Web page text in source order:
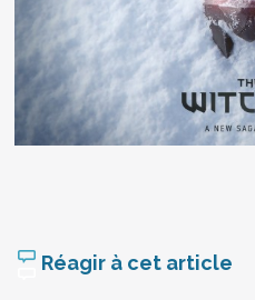
Réagir à cet article